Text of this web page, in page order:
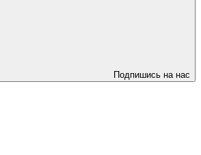
Подпишись на нас